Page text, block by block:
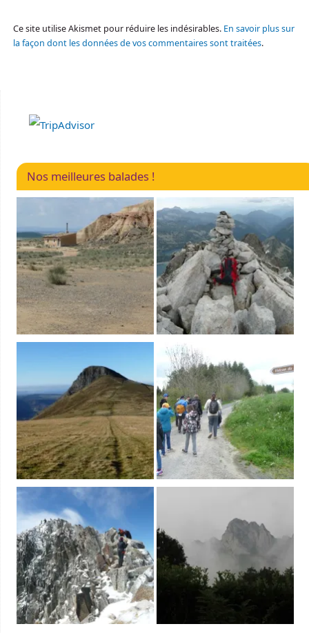
Ce site utilise Akismet pour réduire les indésirables. En savoir plus sur
la façon dont les données de vos commentaires sont traitées.
Nos meilleures balades !